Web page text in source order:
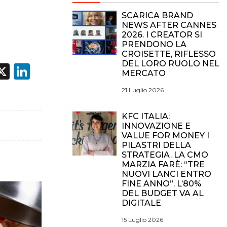
X LinkedIn
SCARICA BRAND
NEWS AFTER CANNES
2026. I CREATOR SI
PRENDONO LA
CROISETTE, RIFLESSO
DEL LORO RUOLO NEL
MERCATO
21 Luglio 2026
KFC ITALIA:
INNOVAZIONE E
VALUE FOR MONEY I
PILASTRI DELLA
STRATEGIA. LA CMO
MARZIA FARÈ: “TRE
NUOVI LANCI ENTRO
FINE ANNO”. L’80%
DEL BUDGET VA AL
DIGITALE
15 Luglio 2026